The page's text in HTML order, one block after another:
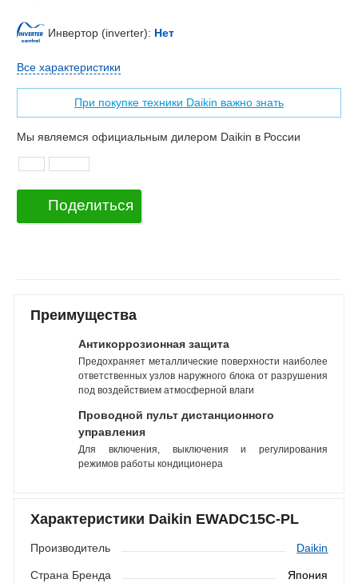
Инвертор (inverter): Нет
Все характеристики
При покупке техники Daikin важно знать
Мы являемся официальным дилером Daikin в России
Поделиться
Преимущества
Антикоррозионная защита
Предохраняет металлические поверхности наиболее
ответственных узлов наружного блока от разрушения
под воздействием атмосферной влаги
Проводной пульт дистанционного
управления
Для включения, выключения и регулирования
режимов работы кондиционера
Характеристики Daikin EWADC15C-PL
Производитель Daikin
Страна Бренда Япония